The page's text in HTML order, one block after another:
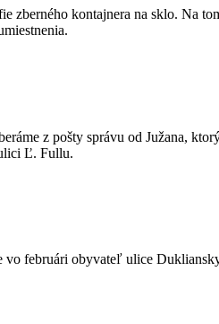
kontajnera na sklo. Na
z pošty správu od Južana,
Ľ. Fullu.
vo februári obyvateľ ulice